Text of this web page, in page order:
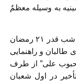
به وسیله معظمٌ
پس از طی مراتب سلوک و تهذیب نفس در شب قدر ۲۱ رمضان
دستگیری طالبان و راهنمایی
علی” از طرف
در اول شعبان